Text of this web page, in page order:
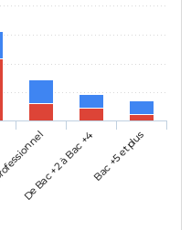
De Bac +2 à Bac +4Bac +5 et plus